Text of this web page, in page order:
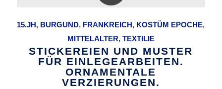
15.JH, BURGUND, FRANKREICH, KOSTÜM EPOCHE,
MITTELALTER, TEXTILIE
STICKEREIEN UND MUSTER
FÜR EINLEGEARBEITEN.
ORNAMENTALE
VERZIERUNGEN.